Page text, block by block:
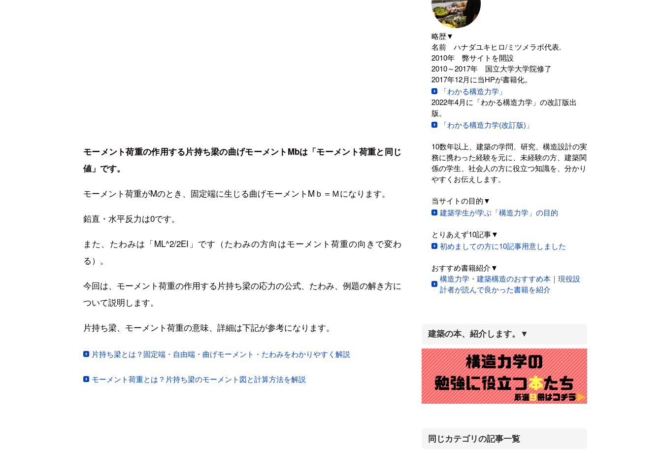
モーメント荷重の作用する片持ち梁の曲げモーメントMbは「モーメント荷重と同じ
値」です。
モーメント荷重がMのとき、固定端に生じる曲げモーメントMｂ＝Ｍになります。
鉛直・水平反力は0です。
また、たわみは「ML^2/2EI」です（たわみの方向はモーメント荷重の向きで変わ
る）。
今回は、モーメント荷重の作用する片持ち梁の応力の公式、たわみ、例題の解き方に
ついて説明します。
片持ち梁、モーメント荷重の意味、詳細は下記が参考になります。
片持ち梁とは？固定端・自由端・曲げモーメント・たわみをわかりやすく解説
モーメント荷重とは？片持ち梁のモーメント図と計算方法を解説
略歴▼
名前 ハナダユキヒロ/ミツメラボ代表.
2010年 弊サイトを開設
2010～2017年 国立大学大学院修了
2017年12月に当HPが書籍化。
「わかる構造力学」
2022年4月に「わかる構造力学」の改訂版出
版。
「わかる構造力学(改訂版)」
10数年以上、建築の学問、研究、構造設計の実
務に携わった経験を元に、未経験の方、建築関
係の学生、社会人の方に役立つ知識を、分かり
やすくお伝えします。
当サイトの目的▼
建築学生が学ぶ「構造力学」の目的
とりあえず10記事▼
初めましての方に10記事用意しました
おすすめ書籍紹介▼
構造力学・建築構造のおすすめ本｜現役設
計者が読んで良かった書籍を紹介
建築の本、紹介します。▼
同じカテゴリの記事一覧